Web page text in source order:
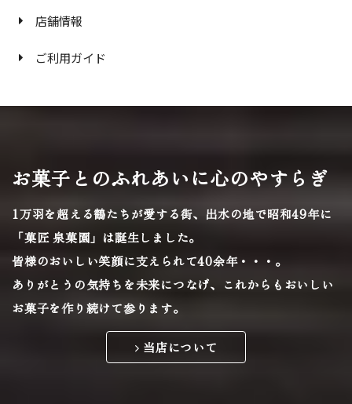
店舗情報
ご利用ガイド
お菓子とのふれあいに心のやすらぎ
1万羽を超える鶴たちが愛する街、 出水の地で昭和49年に
「菓匠 泉菓園」は誕生しました。
皆様のおいしい笑顔に支えられて40余年・・・。
ありがとうの気持ちを未来につなげ、
これからもおいしい
お菓子を作り続けて参ります。
当店について